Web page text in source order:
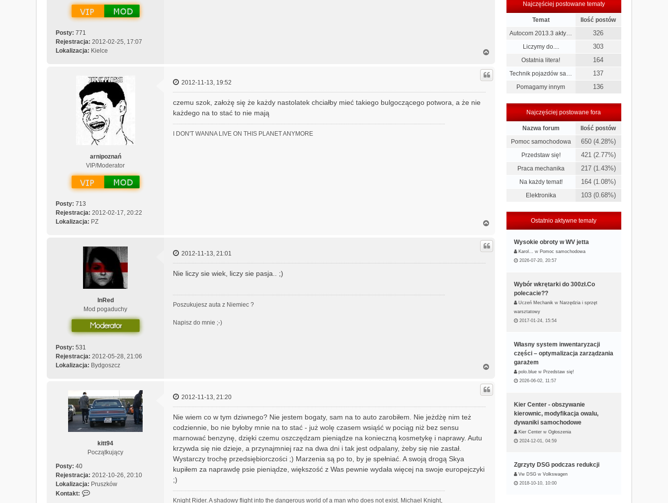
Posty: 771
Rejestracja: 2012-02-25, 17:07
Lokalizacja: Kielce
g
r
arnipoznań
VIP/Moderator
Posty: 713
Rejestracja: 2012-02-17, 20:22
Lokalizacja: PZ
2012-11-13, 19:52
czemu szok, założę się że każdy nastolatek chciałby mieć takiego bulgoczącego potwora, a że nie
każdego na to stać to nie mają
I DON'T WANNA LIVE ON THIS PLANET ANYMORE
g
r
InRed
Mod pogaduchy
Posty: 531
Rejestracja: 2012-05-28, 21:06
Lokalizacja: Bydgoszcz
2012-11-13, 21:01
Nie liczy sie wiek, liczy sie pasja.. ;)
Poszukujesz auta z Niemiec ?
Napisz do mnie ;-)
g
r
kitt94
Początkujący
Posty: 40
Rejestracja: 2012-10-26, 20:10
Lokalizacja: Pruszków
Kontakt:
2012-11-13, 21:20
Nie wiem co w tym dziwnego? Nie jestem bogaty, sam na to auto zarobiłem. Nie jeżdżę nim też
codziennie, bo nie byłoby mnie na to stać - już wolę czasem wsiąść w pociąg niż bez sensu
marnować benzynę, dzięki czemu oszczędzam pieniądze na konieczną kosmetykę i naprawy. Autu
krzywda się nie dzieje, a przynajmniej raz na dwa dni i tak jest odpalany, żeby się nie zastał.
Wystarczy trochę przedsiębiorczości ;) Marzenia są po to, by je spełniać. A swoją drogą Skya
kupiłem za naprawdę psie pieniądze, większość z Was pewnie wydała więcej na swoje europejczyki
;)
Knight Rider. A shadowy flight into the dangerous world of a man who does not exist. Michael Knight,
Najczęściej postowane tematy
Temat
Ilość postów
Autocom 2013.3 akty…
326
Liczymy do.... 303
Ostatnia litera! 164
Technik pojazdów sa… 137
Pomagamy innym 136
Najczęściej postowane fora
Nazwa forum
Ilość postów
Pomoc samochodowa
650 (4.28%)
Przedstaw się! 421 (2.77%)
Praca mechanika 217 (1.43%)
Na każdy temat! 164 (1.08%)
Elektronika 103 (0.68%)
Ostatnio aktywne tematy
Wysokie obroty w WV jetta
Karol… w Pomoc samochodowa
2026-07-20, 20:57
Wybór wkrętarki do 300zł.Co
polecacie??
Uczeń Mechanik w Narzędzia i sprzęt
warsztatowy
2017-01-24, 15:54
Własny system inwentaryzacji
części – optymalizacja zarządzania
garażem
polo.blue w Przedstaw się!
2026-06-02, 11:57
Kier Center - obszywanie
kierownic, modyfikacja owalu,
dywaniki samochodowe
Kier Center w Ogłoszenia
2024-12-01, 04:59
Zgrzyty DSG podczas redukcji
Vw DSG w Volkswagen
2018-10-10, 10:00